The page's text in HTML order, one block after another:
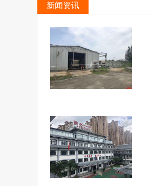
新闻资讯